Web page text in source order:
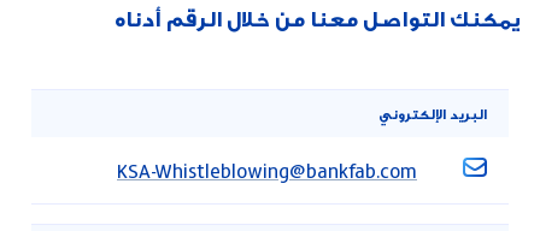
يمكنك التواصل معنا من خلال الرقم أدناه
البريد الإلكتروني
KSA-Whistleblowing@bankfab.com